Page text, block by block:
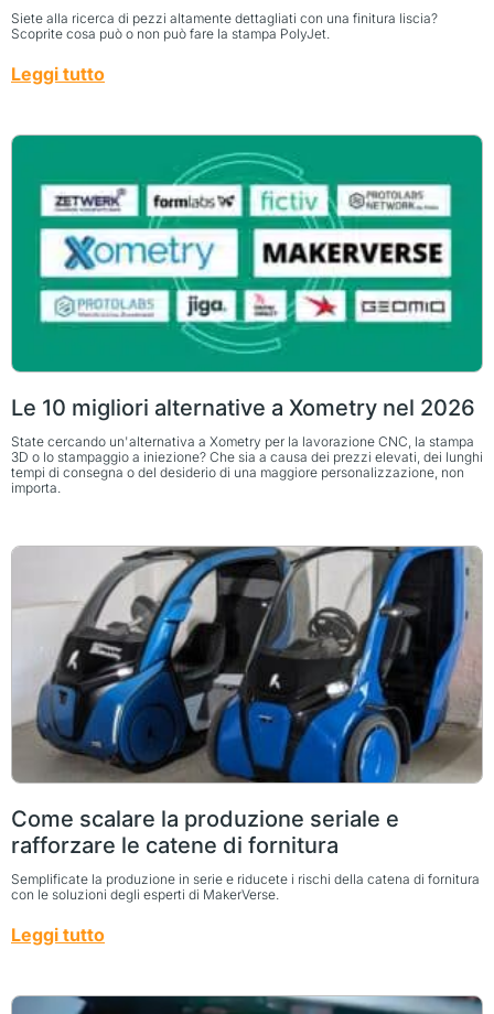
Siete alla ricerca di pezzi altamente dettagliati con una finitura liscia?
Scoprite cosa può o non può fare la stampa PolyJet.
Leggi tutto
Le 10 migliori alternative a Xometry nel 2026
State cercando un'alternativa a Xometry per la lavorazione CNC, la stampa
3D o lo stampaggio a iniezione? Che sia a causa dei prezzi elevati, dei lunghi
tempi di consegna o del desiderio di una maggiore personalizzazione, non
importa.
Come scalare la produzione seriale e
rafforzare le catene di fornitura
Semplificate la produzione in serie e riducete i rischi della catena di fornitura
con le soluzioni degli esperti di MakerVerse.
Leggi tutto